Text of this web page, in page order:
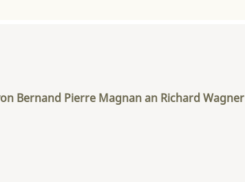
Bernand Pierre Magnan an Richard Wagner